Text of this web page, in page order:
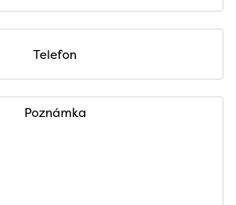
Telefon
Poznámka